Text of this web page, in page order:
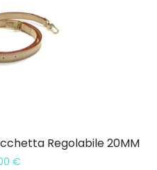
Regolabile 20MM
€